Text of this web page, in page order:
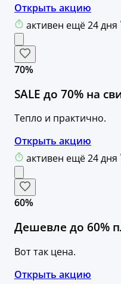
Открыть акцию
активен ещё 24 дня
70%
SALE до 70% на
Тепло и практично.
Открыть акцию
активен ещё 24 дня
60%
Дешевле до 60%
Вот так цена.
Открыть акцию